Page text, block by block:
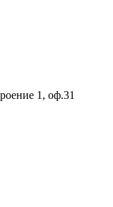
1, оф.31